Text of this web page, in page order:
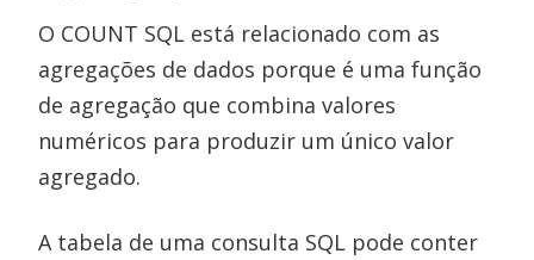
O COUNT SQL está relacionado com as
agregações de dados porque é uma função
de agregação que combina valores
numéricos para produzir um único valor
agregado.
A tabela de uma consulta SQL pode conter